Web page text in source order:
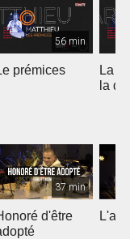
56 min
prémices
La
la
37 min
d'être